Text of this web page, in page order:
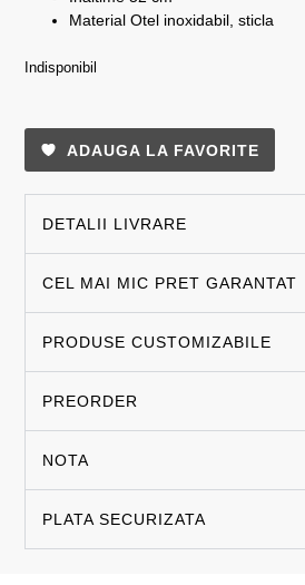
Material Otel inoxidabil, sticla
Indisponibil
ADAUGA LA FAVORITE
DETALII LIVRARE
CEL MAI MIC PRET GARANTAT
PRODUSE CUSTOMIZABILE
PREORDER
NOTA
PLATA SECURIZATA